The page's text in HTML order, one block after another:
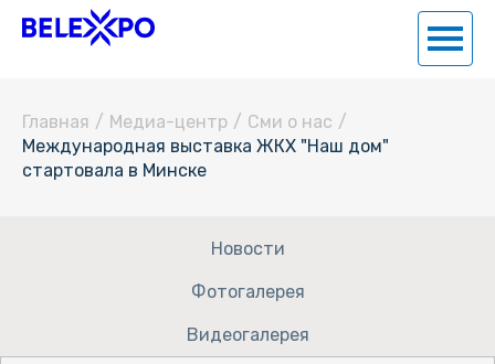
Главная / Медиа-центр / Сми о нас /
Международная выставка ЖКХ "Наш дом"
стартовала в Минске
Новости
Фотогалерея
Видеогалерея